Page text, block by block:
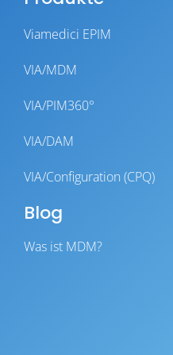
Viamedici EPIM
VIA/MDM
VIA/PIM360°
VIA/DAM
VIA/Configuration (CPQ)
Blog
Was ist MDM?